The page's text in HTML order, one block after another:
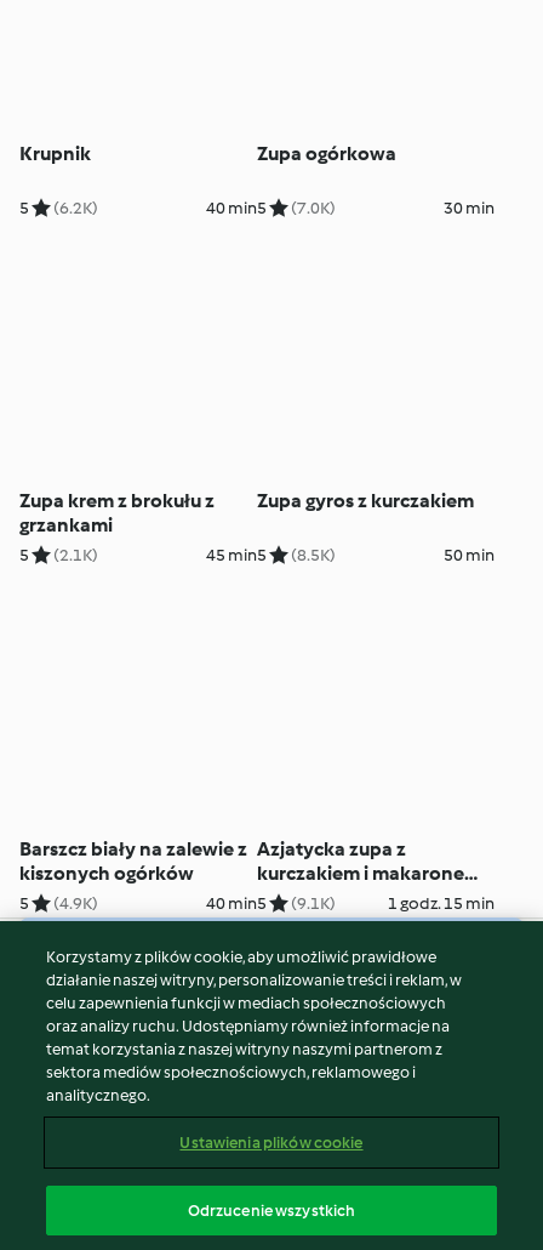
Krupnik
5 (6.2K) 40 min
Zupa ogórkowa
5 (7.0K) 30 min
Zupa krem z brokułu z
grzankami
5 (2.1K) 45 min
Zupa gyros z kurczakiem
5 (8.5K) 50 min
Barszcz biały na zalewie z
kiszonych ogórków
5 (4.9K) 40 min
Azjatycka zupa z
kurczakiem i makaronem
ryżowym
5 (9.1K) 1 godz. 15 min
© Copyright 2026
Warunki korzystania
Polityka prywatności
Disclaimer
Znak wydawcy
Zgłoś treść
Oświadczenie o dostępności
Korzystamy z plików cookie, aby umożliwić prawidłowe
działanie naszej witryny, personalizowanie treści i reklam, w
celu zapewnienia funkcji w mediach społecznościowych
oraz analizy ruchu. Udostępniamy również informacje na
temat korzystania z naszej witryny naszymi partnerom z
sektora mediów społecznościowych, reklamowego i
analitycznego.
Ustawienia plików cookie
Odrzucenie wszystkich